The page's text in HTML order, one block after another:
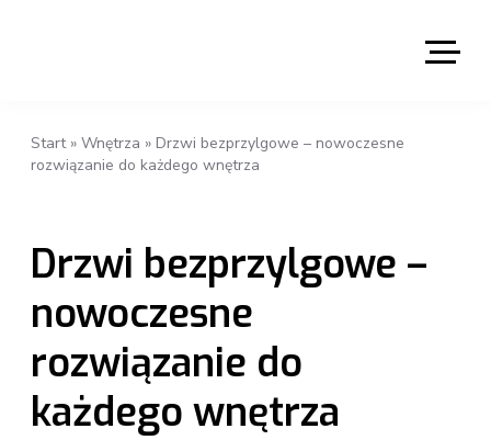
Start» Wnętrza » Drzwi bezprzylgowe – nowoczesne
rozwiązanie do każdego wnętrza
Drzwi bezprzylgowe –
nowoczesne
rozwiązanie do
każdego wnętrza